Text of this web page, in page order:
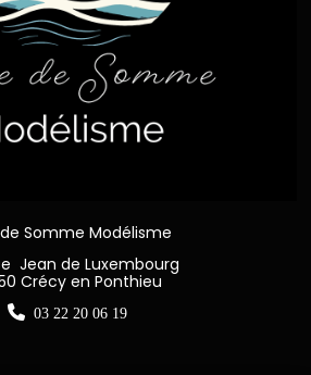
Somme Modélisme
Jean de Luxembourg
Crécy en Ponthieu
 03 22 20 06 19